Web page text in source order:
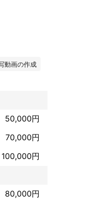
動画の作成
50,000円
70,000円
100,000円
80,000円